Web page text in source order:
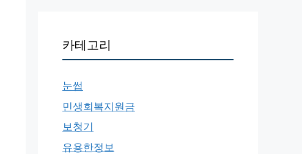
카테고리
눈썹
민생회복지원금
보청기
유용한정보